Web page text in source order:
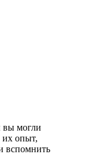
вы могли
их опыт,
вспомнить